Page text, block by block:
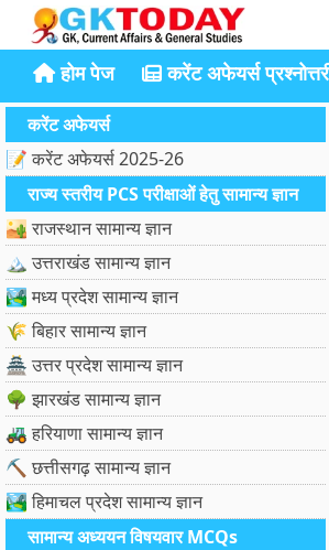
होम पेज करेंट अफेयर्स
करेंट अफेयर्स
📝 करेंट अफेयर्स 2025-26
राज्य स्तरीय PCS परीक्षाओं हेतु सामान्य ज्ञान
🏜️ राजस्थान सामान्य ज्ञान
🏔️ उत्तराखंड सामान्य ज्ञान
🏞️ मध्य प्रदेश सामान्य ज्ञान
🌾 बिहार सामान्य ज्ञान
🏯 उत्तर प्रदेश सामान्य ज्ञान
🌳 झारखंड सामान्य ज्ञान
🚜 हरियाणा सामान्य ज्ञान
⛏️ छत्तीसगढ़ सामान्य ज्ञान
🏞️ हिमाचल प्रदेश सामान्य ज्ञान
सामान्य अध्ययन विषयवार MCQs